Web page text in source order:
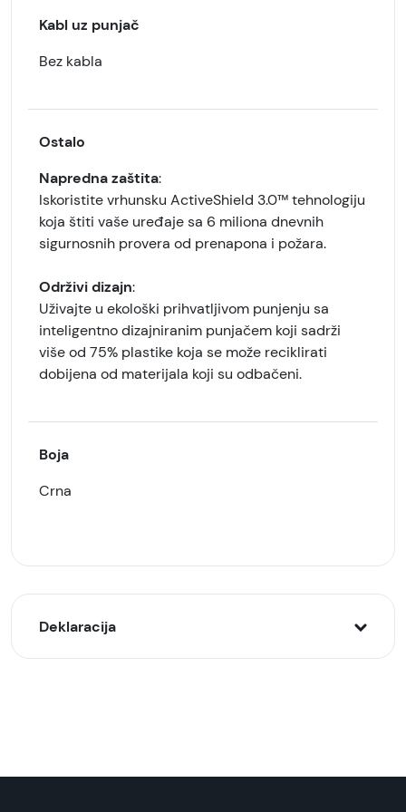
Kabl uz punjač
Bez kabla
Ostalo
Napredna zaštita:
Iskoristite vrhunsku ActiveShield 3.0™ tehnologiju
koja štiti vaše uređaje sa 6 miliona dnevnih
sigurnosnih provera od prenapona i požara.
Održivi dizajn:
Uživajte u ekološki prihvatljivom punjenju sa
inteligentno dizajniranim punjačem koji sadrži
više od 75% plastike koja se može reciklirati
dobijena od materijala koji su odbačeni.
Boja
Crna
Deklaracija
Naziv i vrsta robe: